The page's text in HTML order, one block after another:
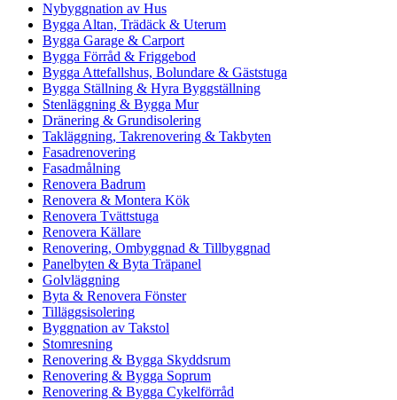
Nybyggnation av Hus
Bygga Altan, Trädäck & Uterum
Bygga Garage & Carport
Bygga Förråd & Friggebod
Bygga Attefallshus, Bolundare & Gäststuga
Bygga Ställning & Hyra Byggställning
Stenläggning & Bygga Mur
Dränering & Grundisolering
Takläggning, Takrenovering & Takbyten
Fasadrenovering
Fasadmålning
Renovera Badrum
Renovera & Montera Kök
Renovera Tvättstuga
Renovera Källare
Renovering, Ombyggnad & Tillbyggnad
Panelbyten & Byta Träpanel
Golvläggning
Byta & Renovera Fönster
Tilläggsisolering
Byggnation av Takstol
Stomresning
Renovering & Bygga Skyddsrum
Renovering & Bygga Soprum
Renovering & Bygga Cykelförråd